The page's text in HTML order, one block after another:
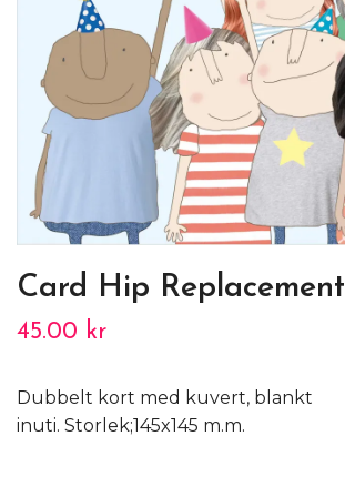
Card Hip Replacement
45.00 kr
Dubbelt kort med kuvert, blankt
inuti. Storlek;145x145 m.m.